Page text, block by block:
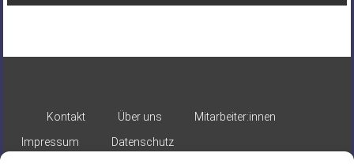
Kontakt Über uns
Mitarbeiter:innen
Impressum
Datenschutz